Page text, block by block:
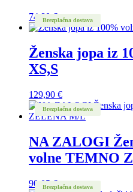
74,80€
Brezplačna dostava
Ženska jopa iz
XS,S
129,90 €
Brezplačna dostava
NA ZALOGI
volne TEMNO
90,05€
Brezplačna dostava